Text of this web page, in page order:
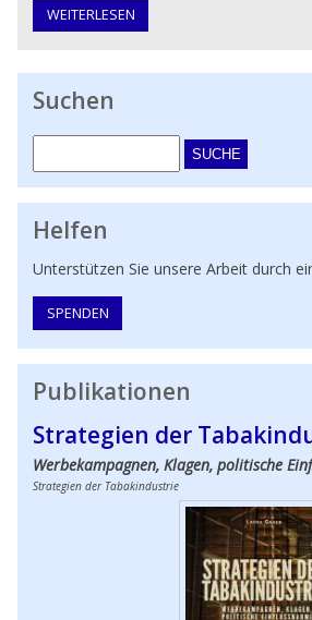
WEITERLESEN
Suchen
Helfen
Unterstützen Sie unsere Arbeit durch
SPENDEN
Publikationen
Strategien der
Werbekampagnen, Klagen, politische
Strategien der Tabakindustrie